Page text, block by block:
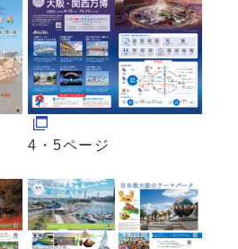
4・5ページ